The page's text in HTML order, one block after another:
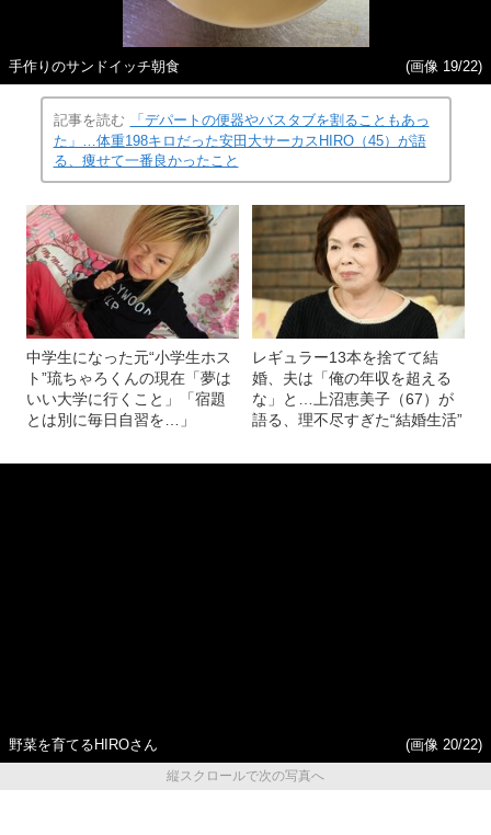
手作りのサンドイッチ朝食 (画像 19/22)
記事を読む
「デパートの便器やバスタブを割ることもあっ
た」…体重198キロだった安田大サーカスHIRO（45）が語
る、痩せて一番良かったこと
中学生になった元“小学生ホス
ト”琉ちゃろくんの現在「夢は
いい大学に行くこと」「宿題
とは別に毎日自習を…」
レギュラー13本を捨てて結
婚、夫は「俺の年収を超える
な」と…上沼恵美子（67）が
語る、理不尽すぎた“結婚生活”